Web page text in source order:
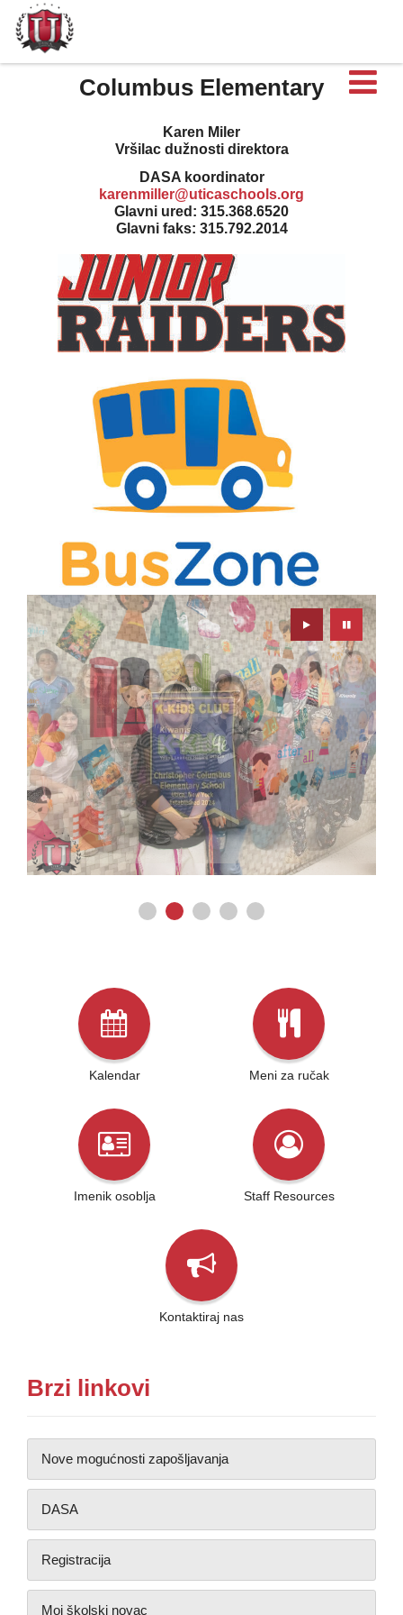
Columbus Elementary
Karen Miler
Vršilac dužnosti direktora
DASA koordinator
karenmiller@uticaschools.org
Glavni ured: 315.368.6520
Glavni faks: 315.792.2014
Play Pause
Kalendar Meni za ručak
Imenik osoblja Staff Resources
Kontaktiraj nas
Brzi linkovi
Nove mogućnosti zapošljavanja
DASA
Registracija
Moj školski novac